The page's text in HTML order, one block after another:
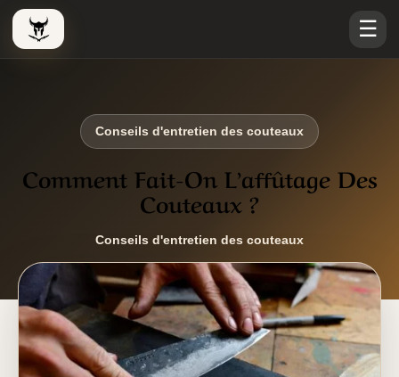
Le Viking Couteau ☰
Conseils d'entretien des couteaux
Comment Fait-On L’affûtage Des
Couteaux ?
Conseils d'entretien des couteaux